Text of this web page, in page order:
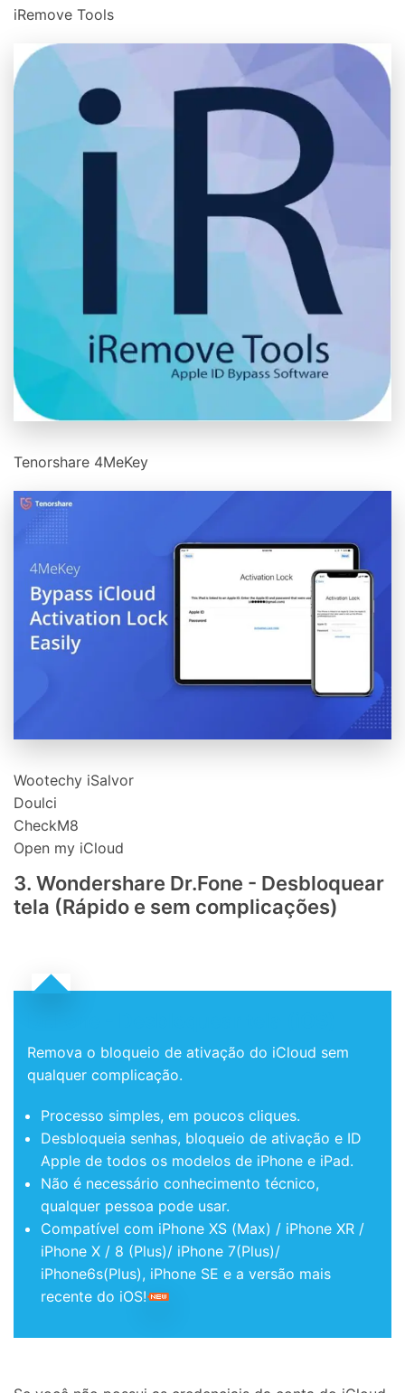
50M+ usuários, 17+ anos
Desbloqueie e repare seu celular
Recupere, proteja e transfira dados faclimente
Tecnologia de IA, sem complicação
Abrir APP Teste Online
iRemove Tools
Tenorshare 4MeKey
Wootechy iSalvor
Doulci
CheckM8
Open my iCloud
3. Wondershare Dr.Fone - Desbloquear
tela (Rápido e sem complicações)
Remova o bloqueio de ativação do iCloud sem
qualquer complicação.
Processo simples, em poucos cliques.
Desbloqueia senhas, bloqueio de ativação e ID
Apple de todos os modelos de iPhone e iPad.
Não é necessário conhecimento técnico,
qualquer pessoa pode usar.
Compatível com iPhone XS (Max) / iPhone XR /
iPhone X / 8 (Plus)/ iPhone 7(Plus)/
iPhone6s(Plus), iPhone SE e a versão mais
recente do iOS!